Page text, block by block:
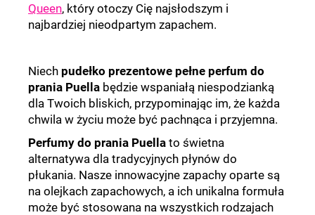
Queen, który otoczy Cię najsłodszym i
najbardziej nieodpartym zapachem.
Niech pudełko prezentowe pełne perfum do
prania Puella będzie wspaniałą niespodzianką
dla Twoich bliskich, przypominając im, że każda
chwila w życiu może być pachnąca i przyjemna.
Perfumy do prania Puella to świetna
alternatywa dla tradycyjnych płynów do
płukania. Nasze innowacyjne zapachy oparte są
na olejkach zapachowych, a ich unikalna formuła
może być stosowana na wszystkich rodzajach